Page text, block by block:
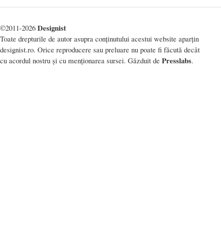
©2011-2026 Designist
Toate drepturile de autor asupra conținutului acestui website aparțin
designist.ro. Orice reproducere sau preluare nu poate fi făcută decât
cu acordul nostru și cu menționarea sursei. Găzduit de Presslabs.